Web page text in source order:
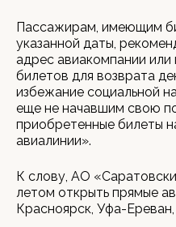
Пассажирам, имеющим
указанной даты,
адрес авиакомпании
билетов для возврата
избежание социальной
еще не начавшим свою
приобретенные билеты
авиалинии».
К слову, АО
летом открыть прямые
Красноярск, Уфа-